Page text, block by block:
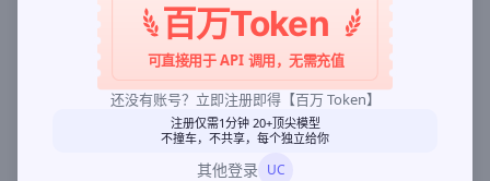
百万Token
可直接用于 API 调用，无需充值
还没有账号？立即注册即得【百万 Token】
注册仅需1分钟 20+顶尖模型
不撞车，不共享，每个独立给你
其他登录 UC